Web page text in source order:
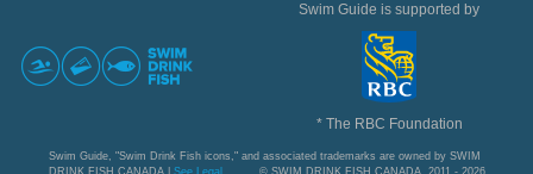
Swim Guide is supported by
* The RBC Foundation
Swim Guide, "Swim Drink Fish icons," and associated trademarks are owned by SWIM